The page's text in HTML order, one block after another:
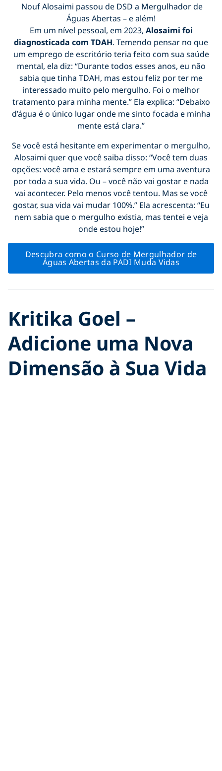
Nouf Alosaimi passou de DSD a Mergulhador de
Águas Abertas – e além!
Em um nível pessoal, em 2023, Alosaimi foi
diagnosticada com TDAH. Temendo pensar no que
um emprego de escritório teria feito com sua saúde
mental, ela diz: “Durante todos esses anos, eu não
sabia que tinha TDAH, mas estou feliz por ter me
interessado muito pelo mergulho. Foi o melhor
tratamento para minha mente.” Ela explica: “Debaixo
d’água é o único lugar onde me sinto focada e minha
mente está clara.”
Se você está hesitante em experimentar o mergulho,
Alosaimi quer que você saiba disso: “Você tem duas
opções: você ama e estará sempre em uma aventura
por toda a sua vida. Ou – você não vai gostar e nada
vai acontecer. Pelo menos você tentou. Mas se você
gostar, sua vida vai mudar 100%.” Ela acrescenta: “Eu
nem sabia que o mergulho existia, mas tentei e veja
onde estou hoje!”
Descubra como o Curso de Mergulhador de
Águas Abertas da PADI Muda Vidas
Kritika Goel –
Adicione uma Nova
Dimensão à Sua Vida